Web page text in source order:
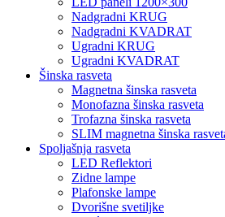
Nadgradni KRUG
Nadgradni KVADRAT
Ugradni KRUG
Ugradni KVADRAT
Šinska rasveta
Magnetna šinska rasveta
Monofazna šinska rasveta
Trofazna šinska rasveta
SLIM magnetna šinska
Spoljašnja rasveta
LED Reflektori
Zidne lampe
Plafonske lampe
Dvorišne svetiljke